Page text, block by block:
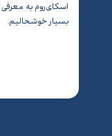
اسکای‌روم به
بسیار خوشحالیم.